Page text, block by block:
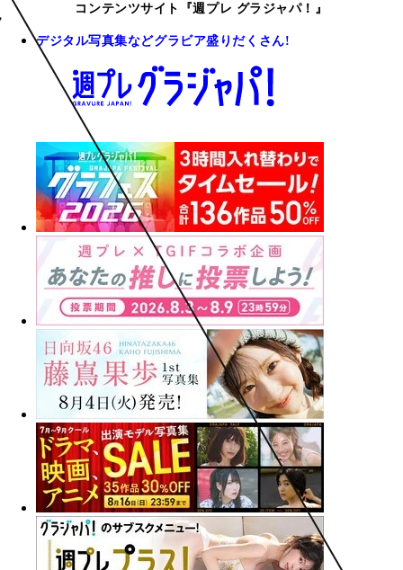
コンテンツサイト『週プレ グラジャパ！』
デジタル写真集などグラビア盛りだくさん!